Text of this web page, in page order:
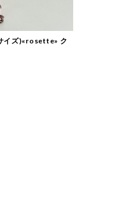
イズ)«rosette» ク